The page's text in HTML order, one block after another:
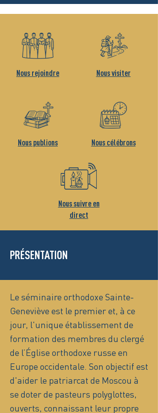
Nous rejoindre
Nous publions
Nous visiter
Nous célébrons
Nous suivre en
direct
PRÉSENTATION
Le séminaire orthodoxe Sainte-
Geneviève est le premier et, à ce
jour, l'unique établissement de
formation des membres du clergé
de l’Église orthodoxe russe en
Europe occidentale. Son objectif est
d'aider le patriarcat de Moscou à
se doter de pasteurs polyglottes,
ouverts, connaissant leur propre